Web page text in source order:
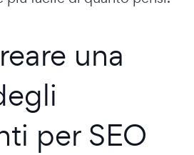
una
per SEO